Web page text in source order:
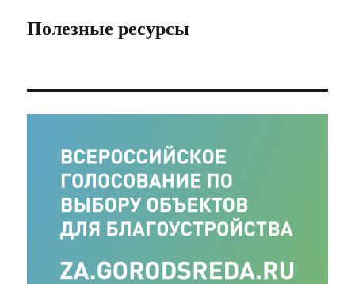
Полезные ресурсы